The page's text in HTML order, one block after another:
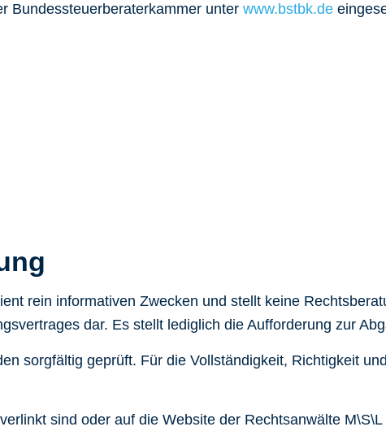
Bundessteuerberaterkammer unter www.bstbk.de
rein informativen Zwecken und stellt keine
dar. Es stellt lediglich die Aufforderung zur
sorgfältig geprüft. Für die Vollständigkeit, Richtigkeit
sind oder auf die Website der Rechtsanwälte